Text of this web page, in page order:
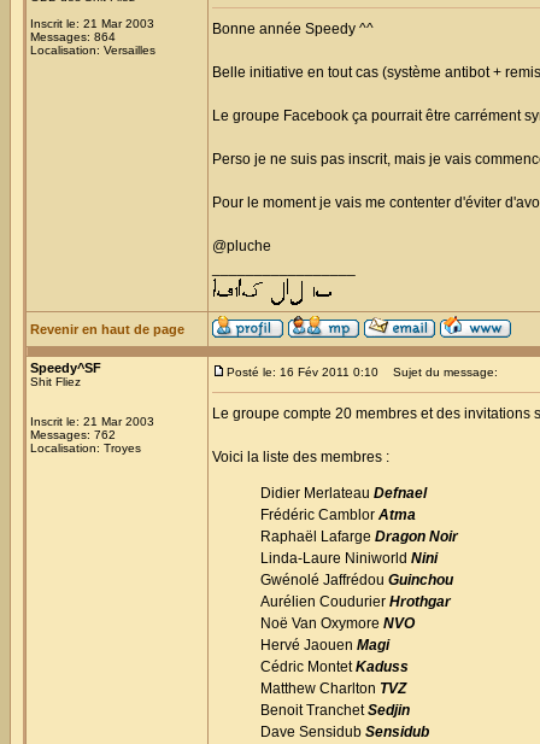
Inscrit le: 21 Mar 2003
Messages: 864
Localisation: Versailles
Bonne année Speedy ^^
Belle initiative en tout cas (système antibot +
Le groupe Facebook ça pourrait être carrément
Perso je ne suis pas inscrit, mais je vais
Pour le moment je vais me contenter d'éviter
@pluche
Revenir en haut de page
Speedy^SF
Shit Fliez
Inscrit le: 21 Mar 2003
Messages: 762
Localisation: Troyes
Posté le: 16 Fév 2011 0:10 Sujet du message:
Le groupe compte 20 membres et des invitations
Voici la liste des membres :
Didier Merlateau Defnael
Frédéric Camblor Atma
Raphaël Lafarge Dragon Noir
Linda-Laure Niniworld Nini
Gwénolé Jaffrédou Guinchou
Aurélien Coudurier Hrothgar
Noë Van Oxymore NVO
Hervé Jaouen Magi
Cédric MontetKaduss
Matthew Charlton TVZ
Benoit TranchetSedjin
Dave Sensidub Sensidub